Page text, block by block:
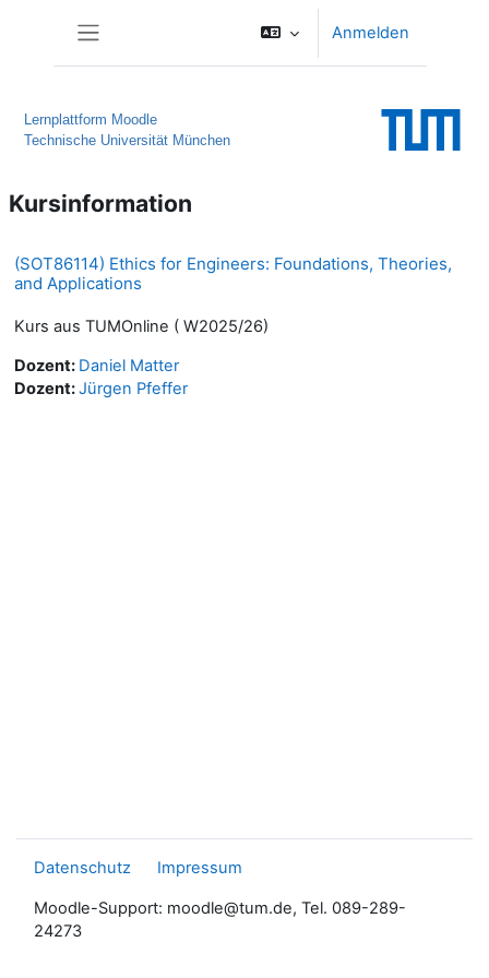
Anmelden
Lernplattform Moodle
Technische Universität München
Kursinformation
(SOT86114) Ethics for Engineers: Foundations, Theories,
and Applications
Kurs aus TUMOnline ( W2025/26)
Dozent: Daniel Matter
Dozent:Jürgen Pfeffer
Datenschutz Impressum
Moodle-Support: moodle@tum.de, Tel. 089-289-
24273